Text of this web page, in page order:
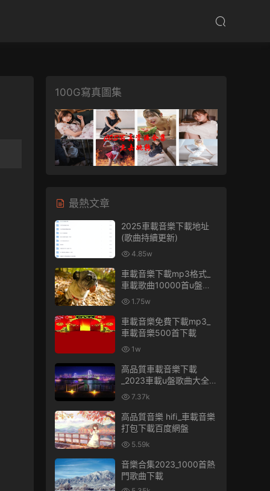
100G寫真圖集
最熱文章
2025車載音樂下載地址
(歌曲持續更新)
4.85w
車載音樂下載mp3格式_
車載歌曲10000首u盤免
費 1.75w
車載音樂免費下載mp3_
車載音樂500首下載
1w
高品質車載音樂下載
_2023車載u盤歌曲大全下
載 7.37k
高品質音樂 hifi_車載音樂
打包下載百度網盤
5.59k
音樂合集2023_1000首熱
門歌曲下載